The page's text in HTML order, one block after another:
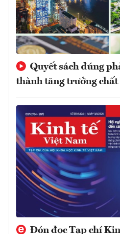
Quyết sách đúng
thành tăng trưởng chất
Đón đọc Tạp chí